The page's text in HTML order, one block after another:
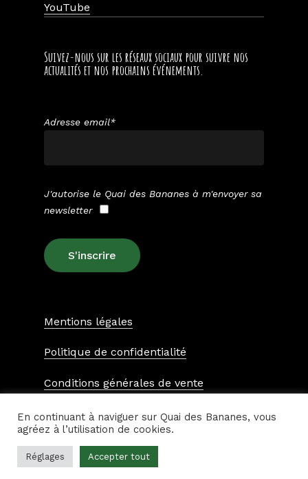
YouTube
Suivez-nous sur les réseaux sociaux pour suivre nos
actualités et nos prochains événements.
Adresse email*
J'autorise le Quai des Bananes à m'envoyer sa
newsletter
Mentions légales
Politique de confidentialité
Conditions générales de vente
Made by Agence Éon
En continuant à naviguer sur Quai des Bananes, vous
agréez à l’utilisation de cookies.
Réglages Accepter tout